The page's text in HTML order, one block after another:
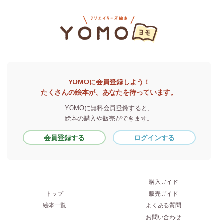
YOMOに会員登録しよう！
たくさんの絵本が、あなたを待っています。
YOMOに無料会員登録すると、
絵本の購入や販売ができます。
会員登録する ログインする
トップ
絵本一覧
購入ガイド
販売ガイド
よくある質問
お問い合わせ